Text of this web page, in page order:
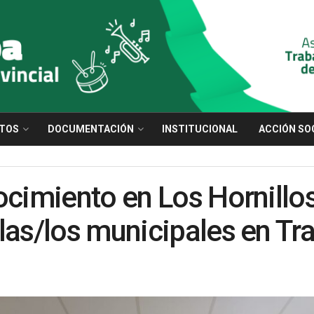
DOCUMENTACIÓN INSTITUCIONAL ACCIÓN
en Los
los municipales en